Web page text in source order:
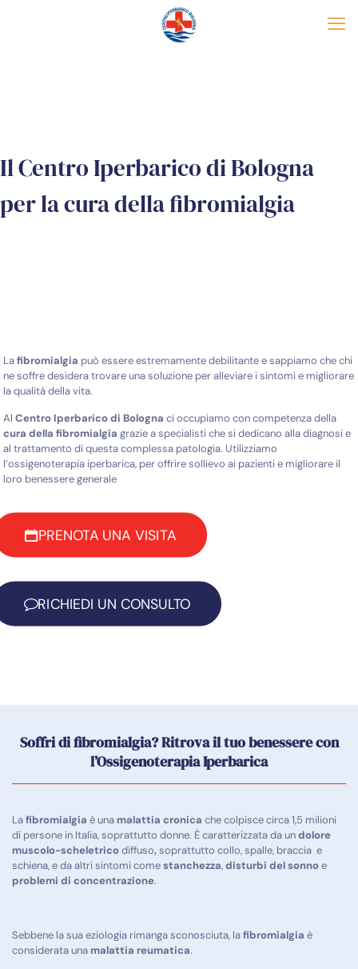
Il Centro Iperbarico di Bologna
per la cura della fibromialgia
Lafibromialgia può essere estremamente debilitante e sappiamo che chi
ne soffre desidera trovare una soluzione per alleviare i sintomi e migliorare
la qualità della vita.
AlCentro Iperbarico di Bologna ci occupiamo con competenza della
cura della fibromialgia grazie a specialisti che si dedicano alla diagnosi e
al trattamento di questa complessa patologia. Utilizziamo
l’ossigenoterapia iperbarica, per offrire sollievo ai pazienti e migliorare il
loro benessere generale
PRENOTA UNA VISITA
RICHIEDI UN CONSULTO
Soffri di fibromialgia? Ritrova il tuo benessere con
l’Ossigenoterapia Iperbarica
Lafibromialgia è una malattia cronica che colpisce circa 1,5 milioni
di persone in Italia, soprattutto donne. È caratterizzata da undolore
muscolo-scheletricodiffuso,soprattutto collo, spalle, braccia e
schiena, e da altri sintomi comestanchezza,disturbi del sonnoe
problemi di concentrazione.
Sebbene la sua eziologia rimanga sconosciuta, lafibromialgia è
considerata una malattia reumatica.